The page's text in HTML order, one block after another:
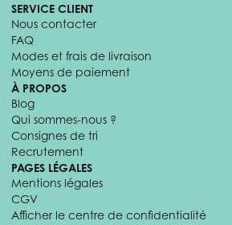
SERVICE CLIENT
Nous contacter
FAQ
Modes et frais de livraison
Moyens de paiement
À PROPOS
Blog
Qui sommes-nous ?
Consignes de tri
Recrutement
PAGES LÉGALES
Mentions légales
CGV
Afficher le centre de confidentialité